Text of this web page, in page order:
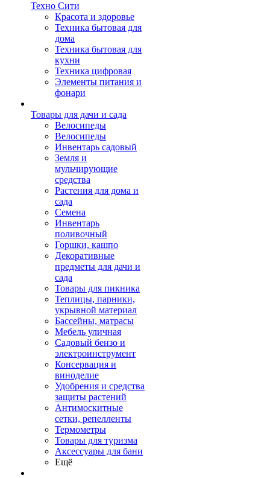
Техно Сити
Красота и здоровье
Техника бытовая для
дома
Техника бытовая для
кухни
Техника цифровая
Элементы питания и
фонари
Товары для дачи и сада
Велосипеды
Велосипеды
Инвентарь садовый
Земля и
мульчирующие
средства
Растения для дома и
сада
Семена
Инвентарь
поливочный
Горшки, кашпо
Декоративные
предметы для дачи и
сада
Товары для пикника
Теплицы, парники,
укрывной материал
Бассейны, матрасы
Мебель уличная
Садовый бензо и
электроинструмент
Консервация и
виноделие
Удобрения и средства
защиты растений
Антимоскитные
сетки, репелленты
Термометры
Товары для туризма
Аксессуары для бани
Ещё